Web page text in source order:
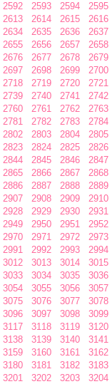
2592 2593 2594 2595
2613 2614 2615 2616
2634 2635 2636 2637
2655 2656 2657 2658
2676 2677 2678 2679
2697 2698 2699 2700
2718 2719 2720 2721
2739 2740 2741 2742
2760 2761 2762 2763
2781 2782 2783 2784
2802 2803 2804 2805
2823 2824 2825 2826
2844 2845 2846 2847
2865 2866 2867 2868
2886 2887 2888 2889
2907 2908 2909 2910
2928 2929 2930 2931
2949 2950 2951 2952
2970 2971 2972 2973
2991 2992 2993 2994
3012 3013 3014 3015
3033 3034 3035 3036
3054 3055 3056 3057
3075 3076 3077 3078
3096 3097 3098 3099
3117 3118 3119 3120
3138 3139 3140 3141
3159 3160 3161 3162
3180 3181 3182 3183
3201 3202 3203 3204